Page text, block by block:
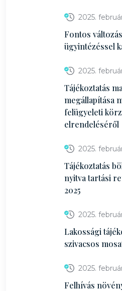
2025.
Fontos
ügyintézéssel
2025.
Tájékoztatás
megállapítása
felügyeleti
elrendeléséről
2025.
Tájékoztatás
nyitva tartási
2025
2025.
Lakossági
szivacsos
2025.
Felhívás